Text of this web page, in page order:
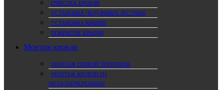
ОЧИСТКА КРОВЛИ
УСТАНОВКА ЧЕРДАЧНЫХ ЛЕСТНИЦ
УСТАНОВКА КРЫШИ
ПОКРЫТИЕ КРЫШИ
Монтаж кровли
МОНТАЖ ГИБКОЙ ЧЕРЕПИЦЫ
МОНТАЖ КРОВЛИ ИЗ
МЕТАЛЛОЧЕРЕПИЦЫ